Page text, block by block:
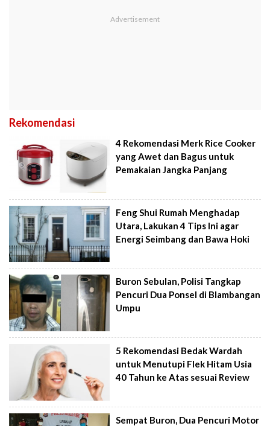
Rekomendasi
4 Rekomendasi Merk Rice Cooker
yang Awet dan Bagus untuk
Pemakaian Jangka Panjang
Feng Shui Rumah Menghadap
Utara, Lakukan 4 Tips Ini agar
Energi Seimbang dan Bawa Hoki
Buron Sebulan, Polisi Tangkap
Pencuri Dua Ponsel di Blambangan
Umpu
5 Rekomendasi Bedak Wardah
untuk Menutupi Flek Hitam Usia
40 Tahun ke Atas sesuai Review
Sempat Buron, Dua Pencuri Motor